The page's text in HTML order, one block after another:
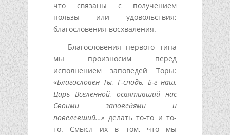
что связаны с получением
пользы или удовольствия;
благословения-восхваления.
Благословения первого типа
мы произносим перед
исполнением заповедей Торы:
«Благословен Ты, Г-сподь, Б-г наш,
Царь Вселенной, освятивший нас
Своими заповедями и
повелевший…» делать то-то и то-
то. Смысл их в том, что мы